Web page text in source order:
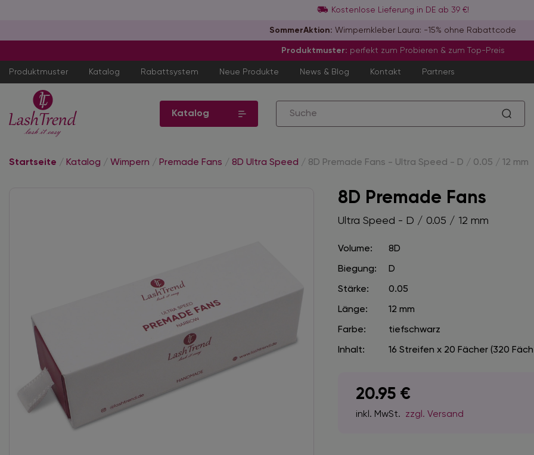
Kostenlose Lieferung in DE ab 39 €!
SommerAktion: Wimpernkleber Laura: -15% ohne Rabattcode
Produktmuster: perfekt zum Probieren & zum Top-Preis
Produktmuster Katalog Rabattsystem Neue Produkte News & Blog Kontakt Partners
Katalog
Startseite / Katalog / Wimpern / Premade Fans / 8D Ultra Speed / 8D Premade Fans - Ultra Speed - D / 0.05 / 12 mm
8D Premade Fans
Ultra Speed - D / 0.05 / 12 mm
Volume: 8D
Biegung: D
Stärke: 0.05
Länge: 12 mm
Farbe: tiefschwarz
Inhalt: 16 Streifen x 20 Fächer (320
20.95 €
inkl. MwSt. zzgl. Versand